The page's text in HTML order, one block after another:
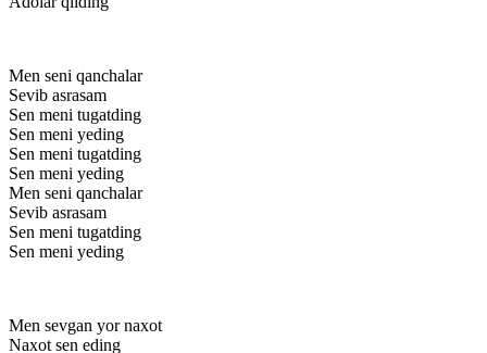
Men seni qanchalar
Sevib asrasam
Sen meni tugatding
Sen meni yeding
Sen meni tugatding
Sen meni yeding
Men seni qanchalar
Sevib asrasam
Sen meni tugatding
Sen meni yeding
Men sevgan yor naxot
Naxot sen eding